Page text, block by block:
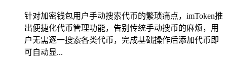
针对加密钱包用户手动搜索代币的繁琐痛点，imToken推
出便捷化代币管理功能，告别传统手动搜币的麻烦，用
户无需逐一搜索各类代币，完成基础操作后添加代币即
可自动显...